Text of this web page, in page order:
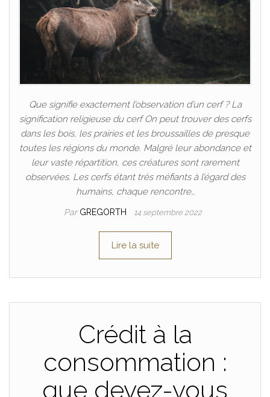
Que signifie exactement l’observation d’un cerf ? La
signification religieuse du cerf On peut trouver des cerfs
dans les bois, les prairies et les broussailles de presque
toutes les régions du monde. Malgré leur abondance et
leur vaste répartition, ces créatures sont rarement
observées. Les cerfs étant très méfiants à l’égard des
humains, chaque rencontre…
Par GREGORTH 14 septembre 2022
Lire la suite
Crédit à la
consommation :
que devez-vous